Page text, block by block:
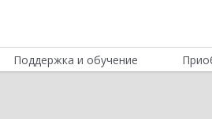
Поддержка и обучение